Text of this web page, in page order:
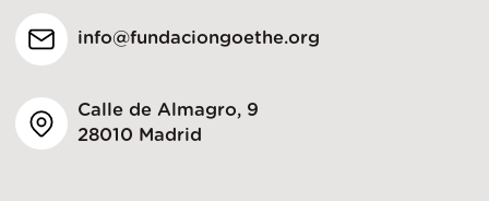
info@fundaciongoethe.org
Calle de Almagro, 9
28010 Madrid